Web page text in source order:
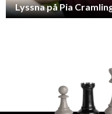
Lyssna på Pia